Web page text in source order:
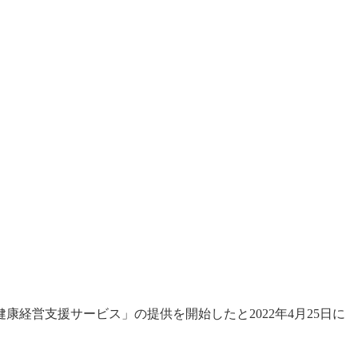
経営支援サービス」の提供を開始したと2022年4月25日に